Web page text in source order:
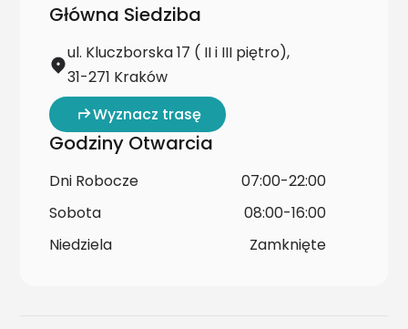
Główna Siedziba
ul. Kluczborska 17 ( II i III piętro),
31-271 Kraków
Wyznacz trasę
Godziny Otwarcia
Dni Robocze
07:00-22:00
Sobota
08:00-16:00
Niedziela
Zamknięte